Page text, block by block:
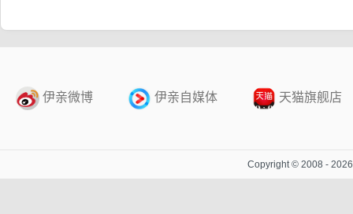
伊亲微博 伊亲自媒体 天猫旗舰店
Copyright © 2008 -